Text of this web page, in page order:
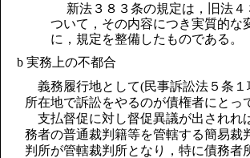
新法３８３条の規定は，旧法４
ついて，その内容につき実質的な
に，規定を整備したものである。
b 実務上の不都合
義務履行地として(民事訴訟法５条１
所在地で訴訟をやるのが債権者にとっ
支払督促に対し督促異議が出されれ
務者の普通裁判籍等を管轄する簡易裁
判所が管轄裁判所となり，特に債務者